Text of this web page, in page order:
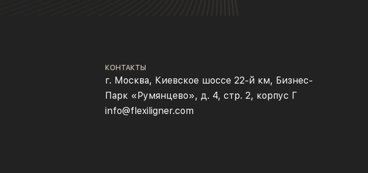
КОНТАКТЫ
г. Москва, Киевское шоссе 22-й км, Бизнес-
Парк «Румянцево», д. 4, стр. 2, корпус Г
info@flexiligner.com